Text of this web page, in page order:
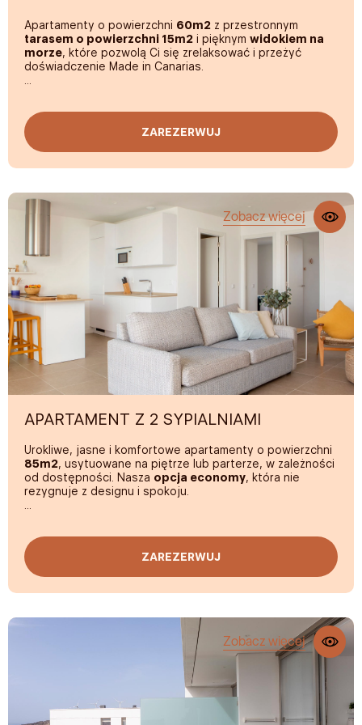
Zamek elektroniczny
Ochrona nocna
Apartamenty o powierzchni 60m2 z przestronnym
tarasem o powierzchni 15m2 i pięknym widokiem na
morze, które pozwolą Ci się zrelaksować i przeżyć
doświadczenie Made in Canarias.
mnóstwo światła,
, wysokiej klasy wyposażenie
zapewniające wypoczynek, biurko idealne do pracy
zdalnej,
oraz designerska
ZAREZERWUJ
Zobacz więcej
APARTAMENT Z 2 SYPIALNIAMI
Urokliwe, jasne i komfortowe apartamenty o powierzchni
85m2, usytuowane na piętrze lub parterze, w zależności
od dostępności. Nasza opcja economy, która nie
rezygnuje z designu i spokoju.
pojedynczymi, są idealne na spędzenie kilku dni w stylu
slow:
taras o powierzchni 20m2z leżakami i stołem
zaprojektowanym tak, aby cieszyć się kanaryjskim
podwójne szyby wygłuszające. Luksus, który pozwala się
ZAREZERWUJ
Zobacz więcej